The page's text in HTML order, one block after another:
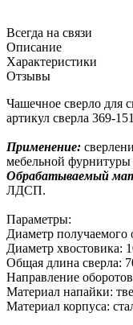
Всегда на связи
Описание
Характеристики
Отзывы
Чашечное сверло для
артикул сверла 369-
Применение:
мебельной фурнитуры
Обрабатываемый
ЛДСП.
Параметры:
Диаметр получаемого
Диаметр хвостовика:
Общая длина сверла:
Направление
Материал напайки:
Материал корпуса: